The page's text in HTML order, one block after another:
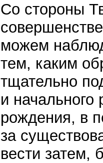
Со стороны
можем
тем, каким
тщательно
и начального
рождения, в
за
вести затем,